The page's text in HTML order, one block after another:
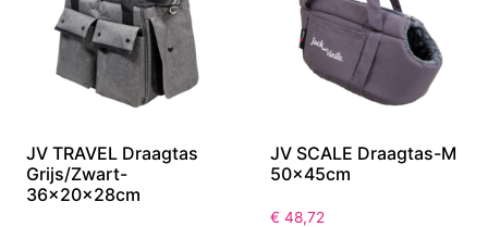
JV TRAVEL Draagtas
Grijs/Zwart-
36x20x28cm
JV SCALE Draagtas-M
50x45cm
€ 48,72